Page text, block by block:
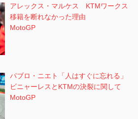
アレックス・マルケス KTMワークス
移籍を断れなかった理由
MotoGP
パブロ・ニエト「人はすぐに忘れる」
ビニャーレスとKTMの決裂に関して
MotoGP